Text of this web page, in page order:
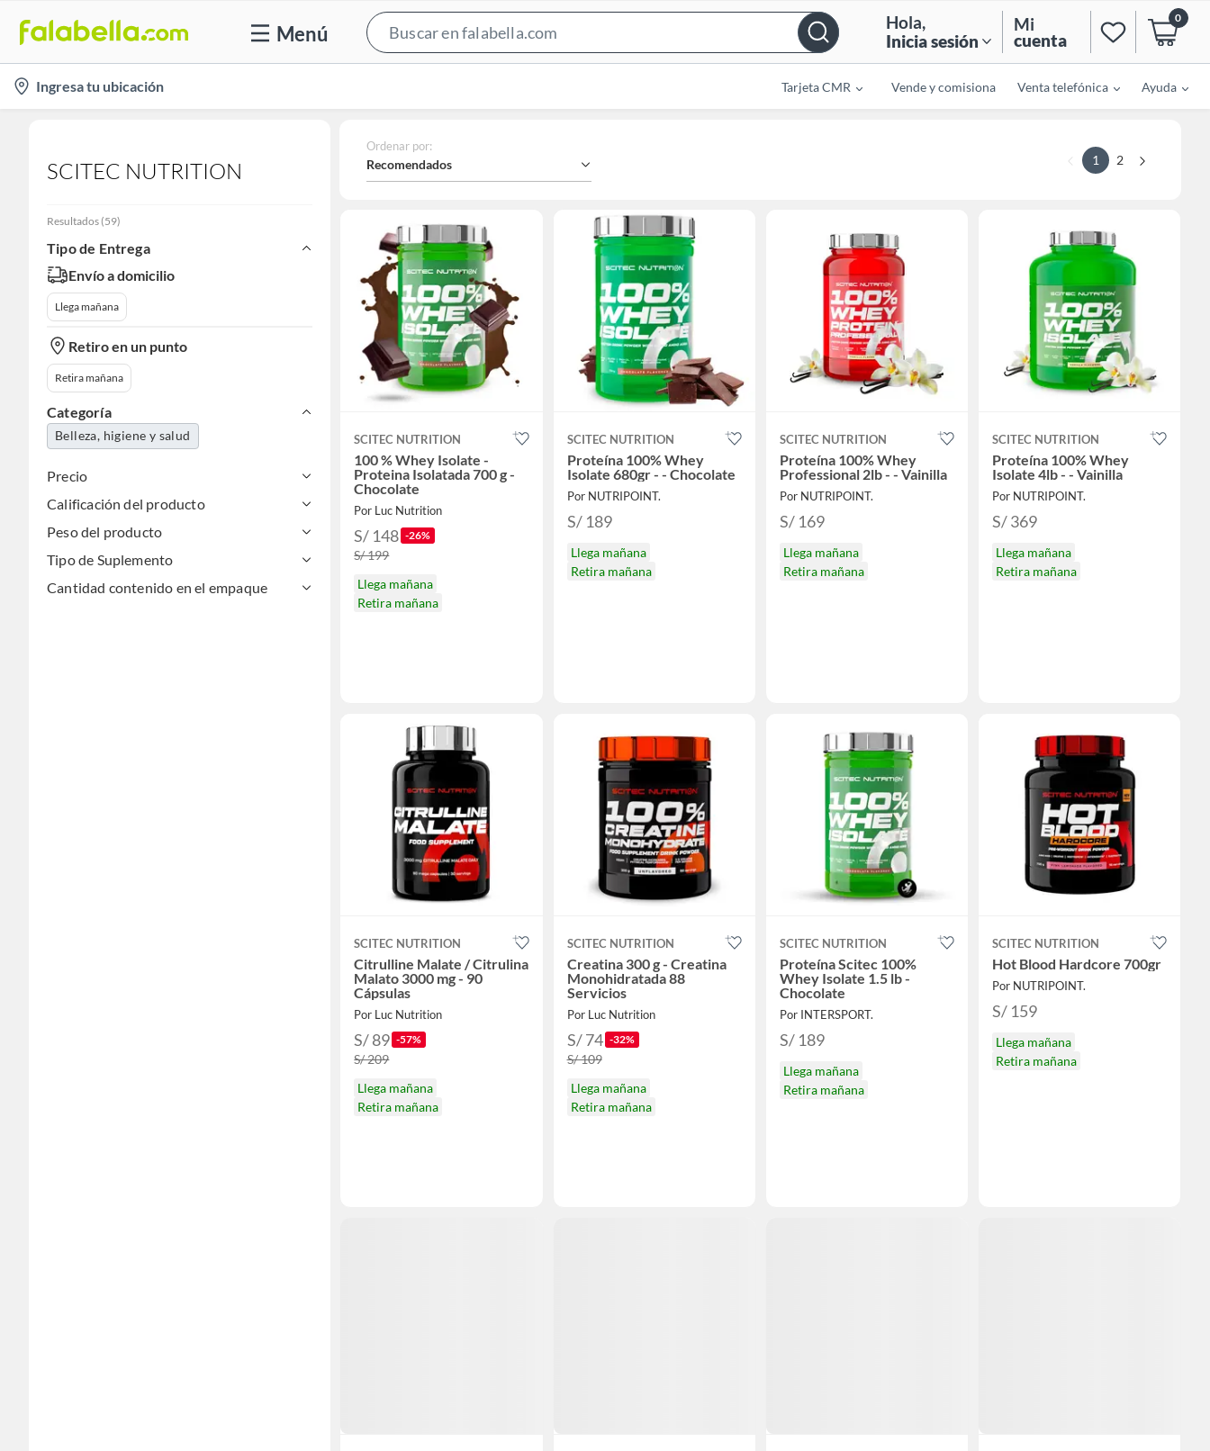
Menú
Bar
Hola,
Inicia sesión
Mi
cuenta
0
location-
icon
Ingresa tu ubicación Tarjeta CMR Vende y comisiona Venta telefónica Ayuda
SCITEC NUTRITION
Resultados (59)
Tipo de Entrega
Envío a domicilio
Llega mañana
Retiro en un punto
Retira mañana
Categoría
Belleza, higiene y salud
Precio
Calificación del producto
Peso del producto
Tipo de Suplemento
Cantidad contenido en el empaque
Ordenar por:
Recomendados 1 2
SCITEC NUTRITION
100 % Whey Isolate -
Proteina Isolatada 700 g -
Chocolate
Por Luc Nutrition
S/ 148 -26%
S/ 199
Llega mañana
Retira mañana
SCITEC NUTRITION
Proteína 100% Whey
Isolate 680gr - - Chocolate
Por NUTRIPOINT.
S/ 189
Llega mañana
Retira mañana
SCITEC NUTRITION
Proteína 100% Whey
Professional 2lb - - Vainilla
Por NUTRIPOINT.
S/ 169
Llega mañana
Retira mañana
SCITEC NUTRITION
Proteína 100% Whey
Isolate 4lb - - Vainilla
Por NUTRIPOINT.
S/ 369
Llega mañana
Retira mañana
SCITEC NUTRITION
Citrulline Malate / Citrulina
Malato 3000 mg - 90
Cápsulas
Por Luc Nutrition
S/ 89 -57%
S/ 209
Llega mañana
Retira mañana
SCITEC NUTRITION
Creatina 300 g - Creatina
Monohidratada 88
Servicios
Por Luc Nutrition
S/ 74 -32%
S/ 109
Llega mañana
Retira mañana
SCITEC NUTRITION
Proteína Scitec 100%
Whey Isolate 1.5 lb -
Chocolate
Por INTERSPORT.
S/ 189
Llega mañana
Retira mañana
SCITEC NUTRITION
Hot Blood Hardcore 700gr
Por NUTRIPOINT.
S/ 159
Llega mañana
Retira mañana